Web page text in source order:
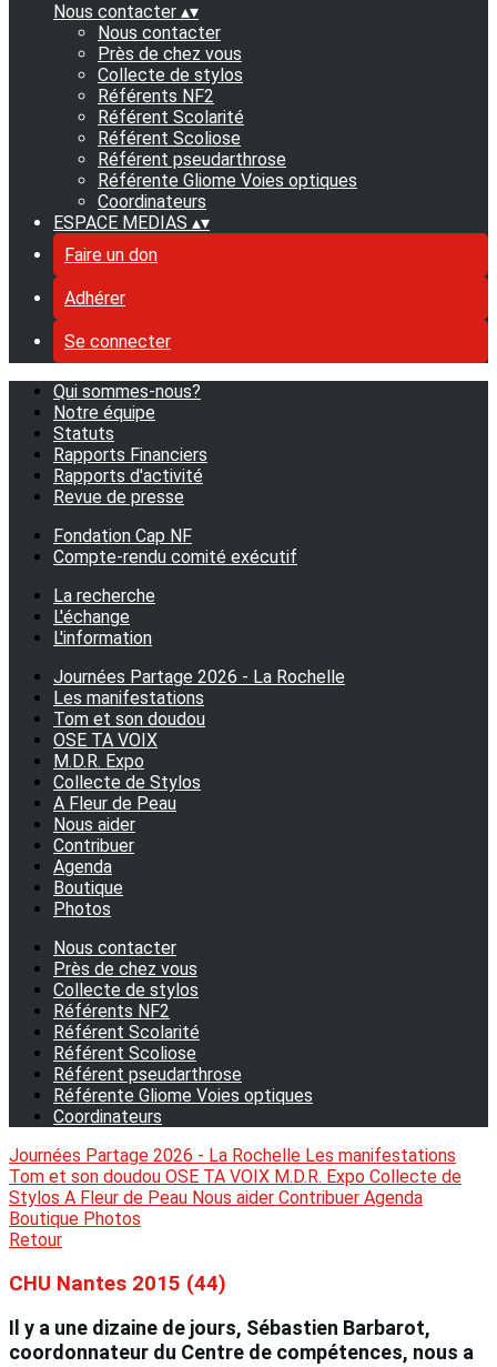
Nous contacter ▴▾
Nous contacter
Près de chez vous
Collecte de stylos
Référents NF2
Référent Scolarité
Référent Scoliose
Référent pseudarthrose
Référente Gliome Voies optiques
Coordinateurs
ESPACE MEDIAS ▴▾
Faire un don
Adhérer
Se connecter
Qui sommes-nous?
Notre équipe
Statuts
Rapports Financiers
Rapports d'activité
Revue de presse
Fondation Cap NF
Compte-rendu comité exécutif
La recherche
L'échange
L'information
Journées Partage 2026 - La Rochelle
Les manifestations
Tom et son doudou
OSE TA VOIX
M.D.R. Expo
Collecte de Stylos
A Fleur de Peau
Nous aider
Contribuer
Agenda
Boutique
Photos
Nous contacter
Près de chez vous
Collecte de stylos
Référents NF2
Référent Scolarité
Référent Scoliose
Référent pseudarthrose
Référente Gliome Voies optiques
Coordinateurs
Journées Partage 2026 - La Rochelle Les manifestations
Tom et son doudou OSE TA VOIX M.D.R. Expo Collecte de
Stylos A Fleur de Peau Nous aider Contribuer Agenda
Boutique Photos
Retour
CHU Nantes 2015 (44)
Il y a une dizaine de jours, Sébastien Barbarot,
coordonnateur du Centre de compétences, nous a